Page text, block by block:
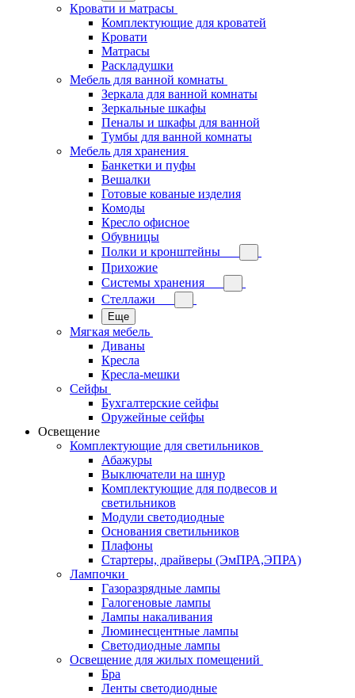
Кровати и матрасы
Комплектующие для кроватей
Кровати
Матрасы
Раскладушки
Мебель для ванной комнаты
Зеркала для ванной комнаты
Зеркальные шкафы
Пеналы и шкафы для ванной
Тумбы для ванной комнаты
Мебель для хранения
Банкетки и пуфы
Вешалки
Готовые кованые изделия
Комоды
Кресло офисное
Обувницы
Полки и кронштейны
Прихожие
Системы хранения
Стеллажи
Еще
Мягкая мебель
Диваны
Кресла
Кресла-мешки
Сейфы
Бухгалтерские сейфы
Оружейные сейфы
Освещение
Комплектующие для светильников
Абажуры
Выключатели на шнур
Комплектующие для подвесов и
светильников
Модули светодиодные
Основания светильников
Плафоны
Стартеры, драйверы (ЭмПРА,ЭПРА)
Лампочки
Газоразрядные лампы
Галогеновые лампы
Лампы накаливания
Люминесцентные лампы
Светодиодные лампы
Освещение для жилых помещений
Бра
Ленты светодиодные